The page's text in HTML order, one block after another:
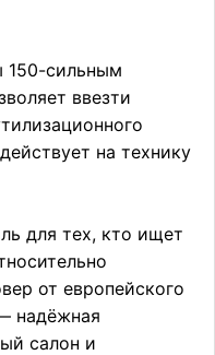
150-сильным
ввезти
на технику
для тех, кто ищет
от европейского
надёжная
салон и